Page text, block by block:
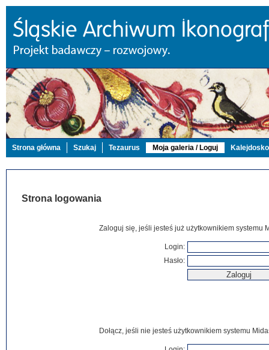
Strona główna Szukaj Tezaurus Moja galeria / Loguj
Strona logowania
Zaloguj się, jeśli jesteś już użytkownikiem systemu
Login:
Hasło:
Dołącz, jeśli nie jesteś użytkownikiem systemu